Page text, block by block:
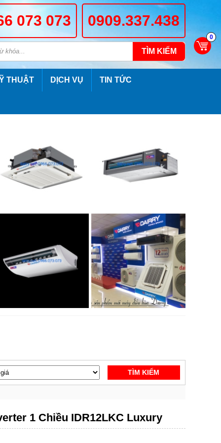
0
073 073 0909.337.438
TÌM KIẾM
THUẬT DỊCH VỤ TIN TỨC
TÌM KIẾM
1 Chiều IDR12LKC Luxury